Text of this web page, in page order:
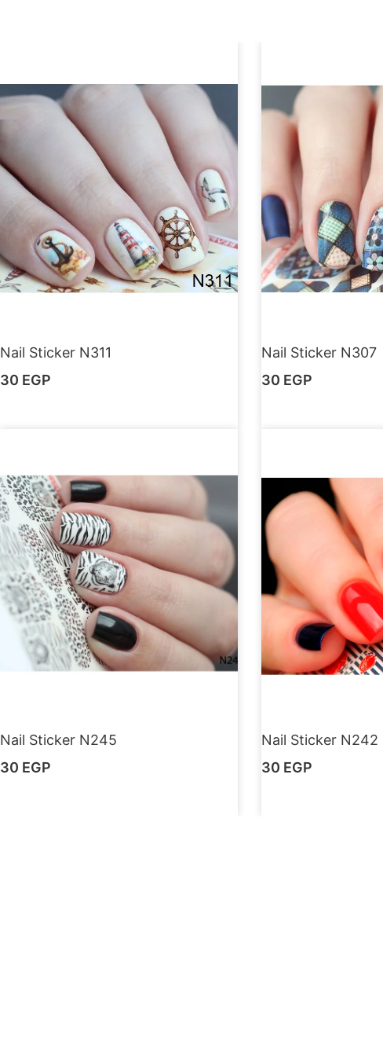
Nail Sticker N311
30 EGP
Nail Sticker N307
30 EGP
Nail Sticker N245
30 EGP
Nail Sticker N242
30 EGP